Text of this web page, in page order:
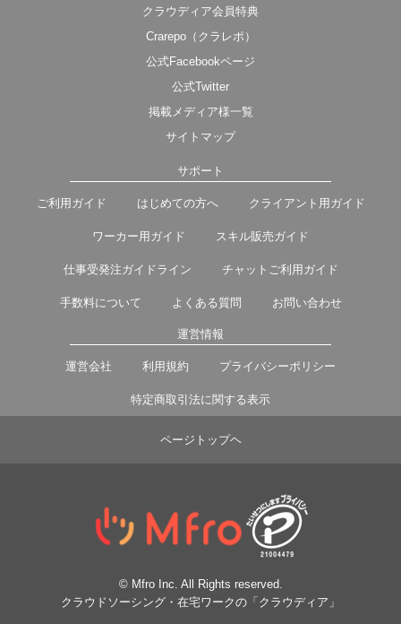
クラウディア会員特典
Crarepo（クラレポ）
公式Facebookページ
公式Twitter
掲載メディア様一覧
サイトマップ
サポート
ご利用ガイド はじめての方へ クライアント用ガイド
ワーカー用ガイド スキル販売ガイド
仕事受発注ガイドライン チャットご利用ガイド
手数料について よくある質問 お問い合わせ
運営情報
運営会社 利用規約 プライバシーポリシー
特定商取引法に関する表示
ページトップヘ
© Mfro Inc. All Rights reserved.
クラウドソーシング・在宅ワークの「クラウディア」